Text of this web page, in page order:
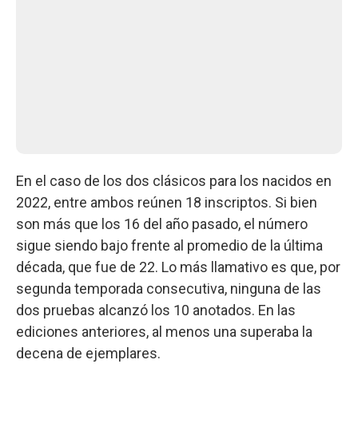
En el caso de los dos clásicos para los nacidos en
2022, entre ambos reúnen 18 inscriptos. Si bien
son más que los 16 del año pasado, el número
sigue siendo bajo frente al promedio de la última
década, que fue de 22. Lo más llamativo es que, por
segunda temporada consecutiva, ninguna de las
dos pruebas alcanzó los 10 anotados. En las
ediciones anteriores, al menos una superaba la
decena de ejemplares.